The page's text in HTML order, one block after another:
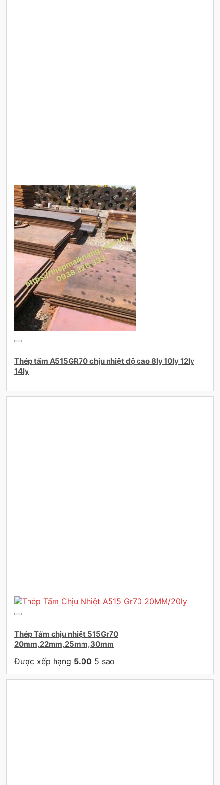
Thép tấm A515GR70 chịu nhiệt độ cao 8ly 10ly 12ly
14ly
Thép Tấm chịu nhiệt 515Gr70
20mm,22mm,25mm,30mm
Được xếp hạng 5.00 5 sao